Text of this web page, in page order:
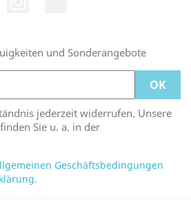
und Sonderangebote
jederzeit widerrufen. Unsere
Sie u. a. in der
Geschäftsbedingungen